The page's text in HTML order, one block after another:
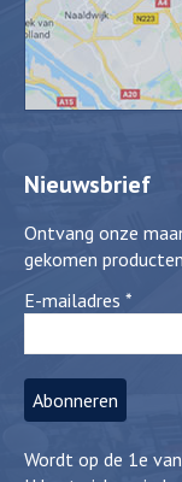
Nieuwsbrief
Ontvang onze
gekomen
E-mailadres *
Wordt op de 1e